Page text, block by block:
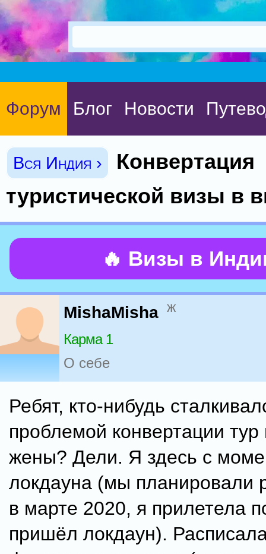
Форум Блог Новости
Вся Индия ›
Конвертация
туристической визы в
🔥 Визы в
MishaMisha ж
Карма 1
О себе
Ребят, кто-нибудь
проблемой конвертации тур
жены? Дели. Я здесь с
локдауна (мы планировали
в марте 2020, я прилетела
пришёл локдаун).